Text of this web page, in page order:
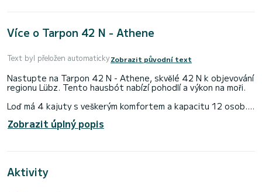
Více o Tarpon 42 N - Athene
Text byl přeložen automatickyZobrazit původní text
Nastupte na Tarpon 42 N - Athene, skvělé 42 N k objevování
regionu Lübz. Tento hausbót nabízí pohodlí a výkon na moři.
Loď má 4 kajuty s veškerým komfortem a kapacitu 12 osob. S
pro strávení jedinečné dovolené na vodě v oblasti Lübz.
sprchou
Vyžádejte si prosím vaši nabídku přímo přes platformu,
Zobrazit úplný popis
Aktivity